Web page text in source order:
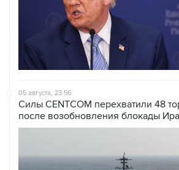
05 августа, 23:56
Силы CENTCOM перехватили 48
после возобновления блокады